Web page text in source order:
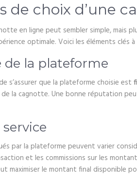
de choix d’une
en ligne peut sembler simple, mais
optimale. Voici les éléments clés
de la plateforme
s’assurer que la plateforme choisie est
de la cagnotte. Une bonne réputation
service
par la plateforme peuvent varier
et les commissions sur les
maximiser le montant final disponible